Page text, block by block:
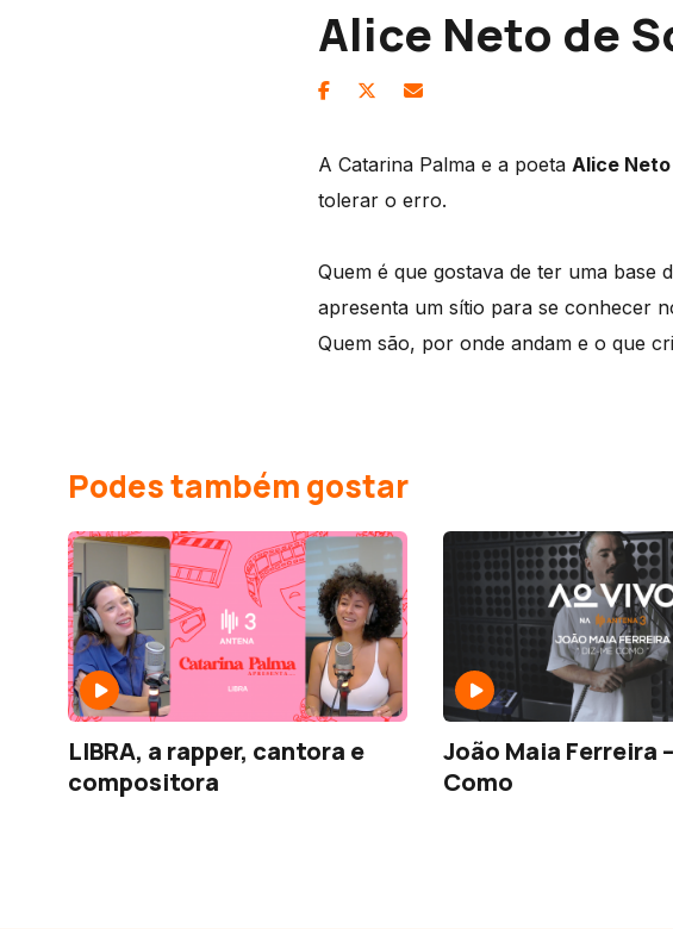
Alice Neto de
A Catarina Palma e a poeta Alice
tolerar o erro.
Quem é que gostava de ter uma base
apresenta um sítio para se conhecer
Quem são, por onde andam e o que
Podes também gostar
LIBRA, a rapper, cantora e
compositora
João Maia Ferreira
Como